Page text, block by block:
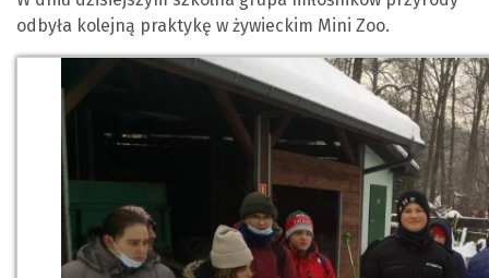
odbyła kolejną praktykę w żywieckim Mini Zoo.